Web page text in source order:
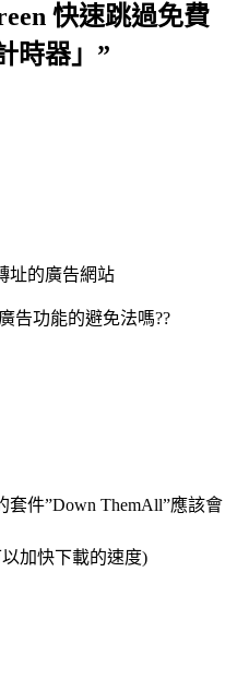
快速跳過免費
時器」”
址的廣告網站
告功能的避免法嗎??
件”Down ThemAll”應該會
加快下載的速度)